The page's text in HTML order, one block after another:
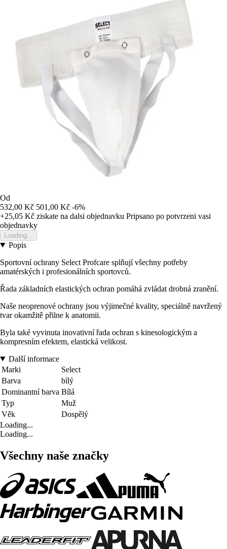
Od
532,00 Kč 501,00 Kč -6%
+25,05 Kč ziskate na dalsi objednavku Pripsano po potvrzeni vasi
objednavky
Loading...
Popis
Sportovní ochrany Select Profcare splňují všechny potřeby
amatérských i profesionálních sportovců.
Řada základních elastických ochran pomáhá zvládat drobná zranění.
Naše neoprenové ochrany jsou výjimečné kvality, speciálně navržený
tvar okamžitě přilne k anatomii.
Byla také vyvinuta inovativní řada ochran s kinesologickým a
kompresním efektem, elastická velikost.
Další informace
Marki
Select
Barva
bílý
Dominantní barva Bílá
Typ
Muž
Věk
Dospělý
Loading...
Loading...
Všechny naše značky